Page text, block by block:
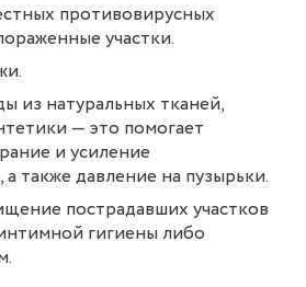
противовирусных
участки.
из натуральных тканей,
— это помогает
и усиление
также давление на пузырьки.
пострадавших участков
гигиены либо